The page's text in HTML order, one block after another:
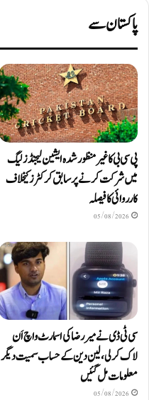
پاکستان سے
پی سی بی کا غیر منظور شدہ ایشین لیجنڈز لیگ
میں شرکت کرنے پر سابق کرکٹرز کیخلاف
کارروائی کا فیصلہ
05/08/2026
سی ٹی ڈی نے میر رضا کی اسمارٹ واچ اَن
لاک کرلی، لین دین کے حساب سمیت دیگر
معلومات مل گئیں
05/08/2026